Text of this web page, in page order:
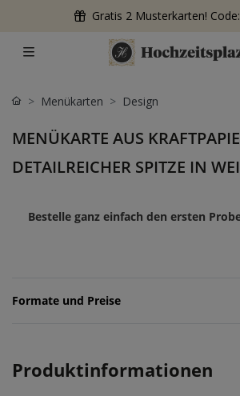
Gratis 2 Musterkarten! Code:
Menükarten Design
MENÜKARTE AUS
DETAILREICHER SPITZE IN
Bestelle ganz einfach den ersten
Formate und Preise
Produktinformationen